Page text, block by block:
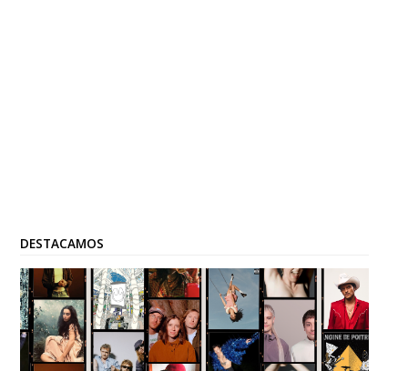
DESTACAMOS